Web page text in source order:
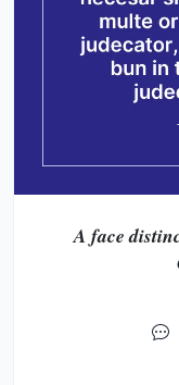
A face